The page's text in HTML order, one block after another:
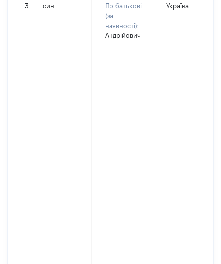
3 син
По батькові
(за
наявності):
Андрійович
Україна